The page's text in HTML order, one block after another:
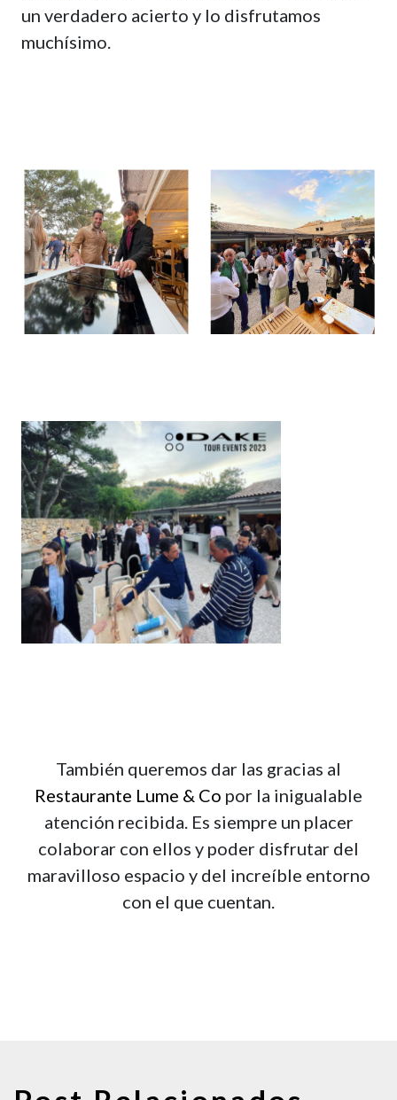
un verdadero acierto y lo disfrutamos
muchísimo.
También queremos dar las gracias al
Restaurante Lume & Co por la inigualable
atención recibida. Es siempre un placer
colaborar con ellos y poder disfrutar del
maravilloso espacio y del increíble entorno
con el que cuentan.